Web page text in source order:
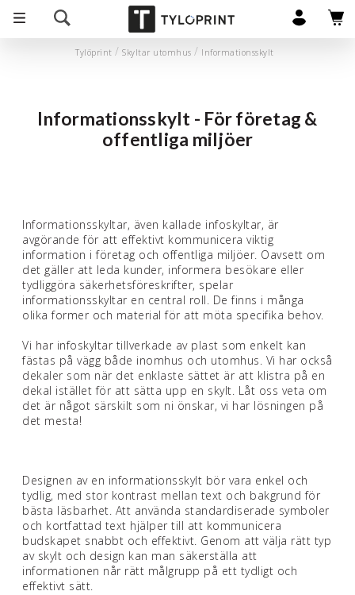
Tylöprint Skyltar utomhus Informationsskylt
Informationsskylt - För företag &
offentliga miljöer
Informationsskyltar, även kallade infoskyltar, är
avgörande för att effektivt kommunicera viktig
information i företag och offentliga miljöer. Oavsett om
det gäller att leda kunder, informera besökare eller
tydliggöra säkerhetsföreskrifter, spelar
informationsskyltar en central roll. De finns i många
olika former och material för att möta specifika behov.
Vi har infoskyltar tillverkade av plast som enkelt kan
fästas på vägg både inomhus och utomhus. Vi har också
dekaler som när det enklaste sättet är att klistra på en
dekal istället för att sätta upp en skylt. Låt oss veta om
det är något särskilt som ni önskar, vi har lösningen på
det mesta!
Designen av en informationsskylt bör vara enkel och
tydlig, med stor kontrast mellan text och bakgrund för
bästa läsbarhet. Att använda standardiserade symboler
och kortfattad text hjälper till att kommunicera
budskapet snabbt och effektivt. Genom att välja rätt typ
av skylt och design kan man säkerställa att
informationen når rätt målgrupp på ett tydligt och
effektivt sätt.